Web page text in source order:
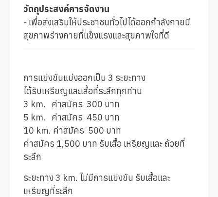
วัตถุประสงค์การจัดงาน
- เพื่อส่งเสริมให้ประชาชนทั่วไปได้ออกกำลังกายมี
สุขภาพร่างกายที่แข็งแรงและสุขภาพใจที่ดี
การแข่งขันแบ่งออกเป็น 3 ระยะทาง
ได้รับเหรียญและเสื้อที่ระลึกทุกท่าน
3 km. ค่าสมัคร 300 บาท
5 km. ค่าสมัคร 450 บาท
10 km. ค่าสมัคร 500 บาท
ค่าสมัคร 1,500 บาท รับเสื้อ เหรียญและ ถ้วยที่
ระลึก
ระยะทาง 3 km. ไม่มีการแข่งขัน รับเสื้อและ
เหรียญที่ระลึก